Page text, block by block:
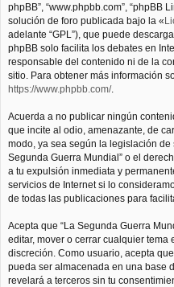
phpBB”, “www.phpbb.com”, “phpBB
solución de foro publicada bajo la «
adelante “GPL”), que puede
phpBB solo facilita los debates en
responsable del contenido ni de la
sitio. Para obtener más información
https://www.phpbb.com/.
Acuerda a no publicar ningún
que incite al odio, amenazante, de
modo, ya sea según la legislación
Segunda Guerra Mundial” o el
a tu expulsión inmediata y
servicios de Internet si lo
de todas las publicaciones para
Acepta que “La Segunda Guerra
editar, mover o cerrar cualquier
discreción. Como usuario, acepta
pueda ser almacenada en una base
revelará a terceros sin tu